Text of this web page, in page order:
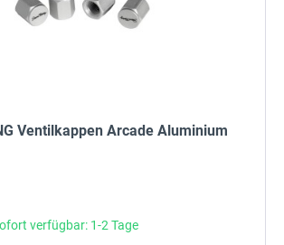
Ventilkappen Arcade Aluminium
verfügbar: 1-2 Tage